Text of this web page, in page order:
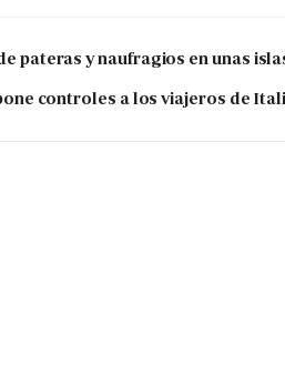
pateras y naufragios en unas
controles a los viajeros de